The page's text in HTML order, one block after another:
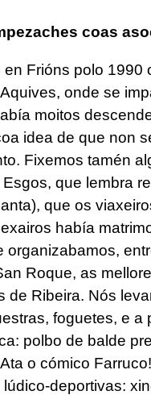
coas
Frións polo 1990
onde se
moitos
idea de que non
Fixemos tamén
que lembra
que os
había
organizabamos,
Roque, as
de Ribeira. Nós
foguetes, e a
polbo de balde
o cómico
deportivas: